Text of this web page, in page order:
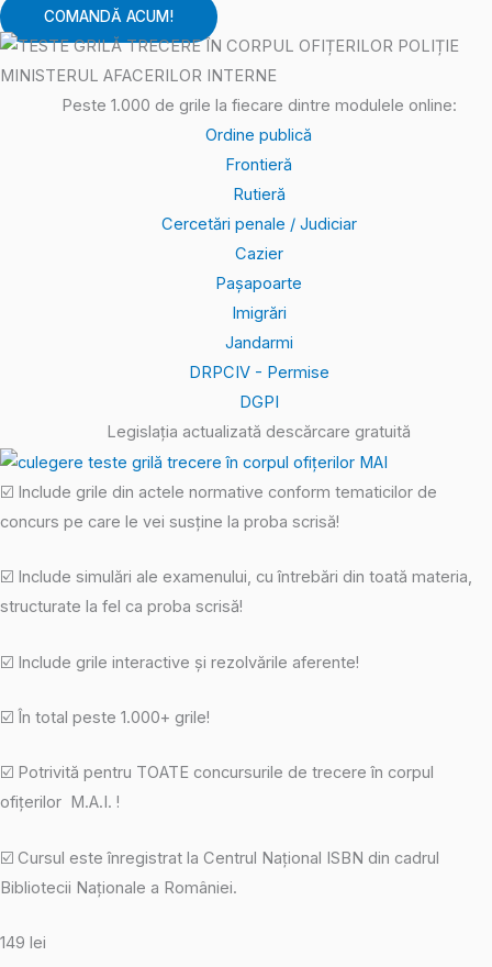
COMANDĂ ACUM!
Peste 1.000 de grile la fiecare dintre modulele online:
Ordine publică
Frontieră
Rutieră
Cercetări penale / Judiciar
Cazier
Pașapoarte
Imigrări
Jandarmi
DRPCIV - Permise
DGPI
Legislația actualizată descărcare gratuită
☑️ Include grile din actele normative conform tematicilor de
concurs pe care le vei susține la proba scrisă!
☑️ Include simulări ale examenului, cu întrebări din toată materia,
structurate la fel ca proba scrisă!
☑️ Include grile interactive și rezolvările aferente!
☑️ În total peste 1.000+ grile!
☑️ Potrivită pentru TOATE concursurile de trecere în corpul
ofițerilor M.A.I. !
☑️ Cursul este înregistrat la Centrul Național ISBN din cadrul
Bibliotecii Naționale a României.
149 lei